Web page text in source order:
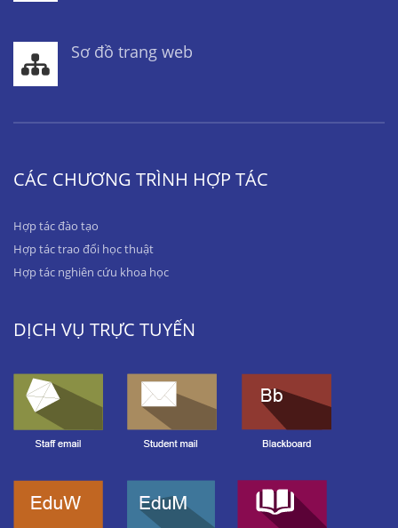
Sơ đồ trang web
CÁC CHƯƠNG TRÌNH HỢP TÁC
Hợp tác đào tạo
Hợp tác trao đổi học thuật
Hợp tác nghiên cứu khoa học
DỊCH VỤ TRỰC TUYẾN